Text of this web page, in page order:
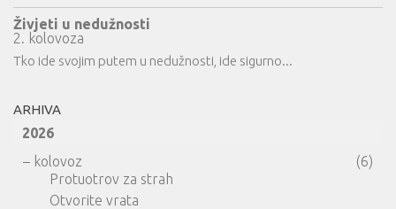
Živjeti u nedužnosti
2. kolovoza
Tko ide svojim putem u nedužnosti, ide sigurno...
ARHIVA
2026
– kolovoz
(6)
Protuotrov za strah
Otvorite vrata